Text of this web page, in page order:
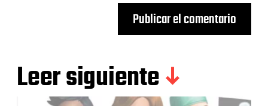
Leer siguiente